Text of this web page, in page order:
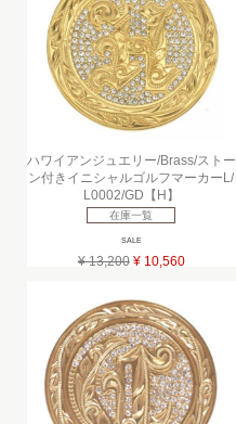
ハワイアンジュエリー/Brass/ストー
ン付きイニシャルゴルフマーカーL/
L0002/GD【H】
在庫一覧
SALE
¥ 13,200 ¥ 10,560